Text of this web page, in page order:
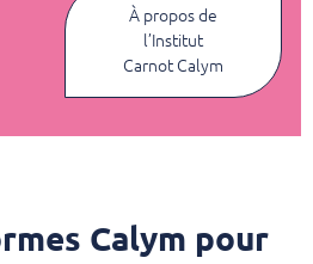
À propos de
l’Institut
Carnot Calym
Calym pour